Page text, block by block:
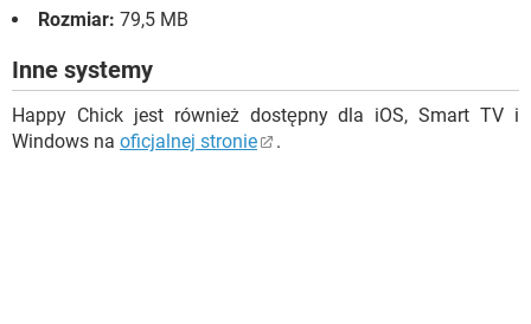
Rozmiar: 79,5 MB
Inne systemy
Happy Chick jest również dostępny dla iOS, Smart TV i
Windows na oficjalnej stronie .